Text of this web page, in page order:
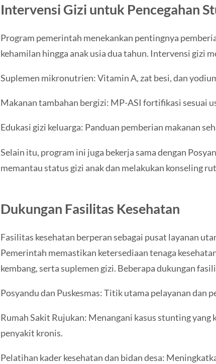
Intervensi Gizi untuk Pencegahan
Program pemerintah menekankan pentingnya
kehamilan hingga anak usia dua tahun. Intervensi gizi
Suplemen mikronutrien: Vitamin A, zat besi, dan
Makanan tambahan bergizi: MP-ASI fortifikasi sesuai
Edukasi gizi keluarga: Panduan pemberian makanan
Selain itu, program ini juga bekerja sama dengan
memantau status gizi anak dan melakukan konseling
Dukungan Fasilitas Kesehatan
Fasilitas kesehatan berperan sebagai pusat layanan
Pemerintah memastikan ketersediaan tenaga
kembang, serta suplemen gizi. Beberapa dukungan
Posyandu dan Puskesmas: Titik utama pelayanan dan
Rumah Sakit Rujukan: Menangani kasus stunting yang
penyakit kronis.
Pelatihan kader kesehatan dan bidan desa: